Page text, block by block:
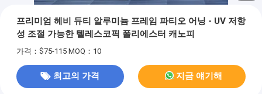
프리미엄 헤비 듀티 알루미늄 프레임 파티오 어닝 - UV 저항
성 조절 가능한 텔레스코픽 폴리에스터 캐노피
가격：$75-115 MOQ：10
최고의 가격 지금 얘기해